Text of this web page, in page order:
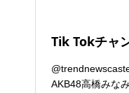
Tik Tokチャ
AKB48高橋みな